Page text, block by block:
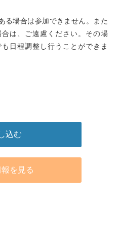
る場合は参加できません。また
は、ご遠慮ください。その場
日程調整し行うことができま
込む
を見る